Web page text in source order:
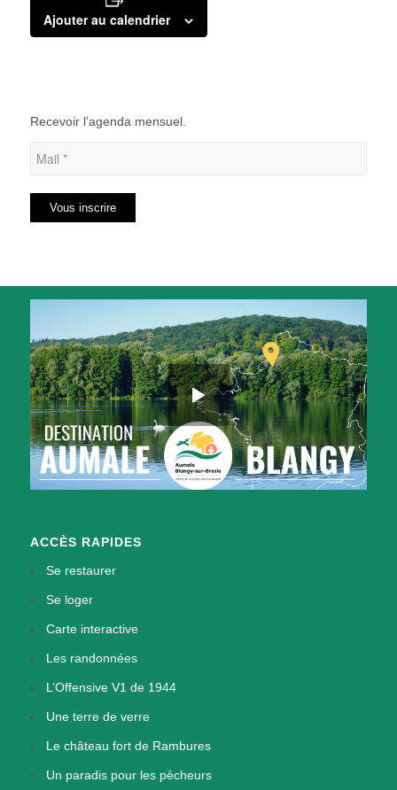
Ajouter au calendrier
Recevoir l’agenda mensuel.
ACCÈS RAPIDES
Se restaurer
Se loger
Carte interactive
Les randonnées
L’Offensive V1 de 1944
Une terre de verre
Le château fort de Rambures
Un paradis pour les pêcheurs